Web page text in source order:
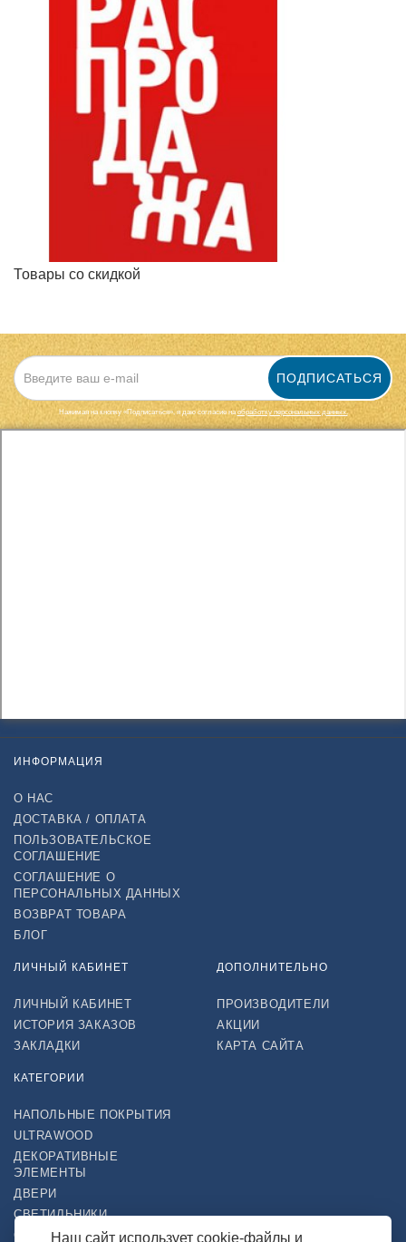
Товары со скидкой
ПОДПИСАТЬСЯ
Нажимая на кнопку «Подписаться», я даю cогласие наобработку персональных данных.
Наш сайт использует cookie-файлы и
ИНФОРМАЦИЯ
О НАС
ДОСТАВКА / ОПЛАТА
ПОЛЬЗОВАТЕЛЬСКОЕ
СОГЛАШЕНИЕ
СОГЛАШЕНИЕ О
ПЕРСОНАЛЬНЫХ ДАННЫХ
ВОЗВРАТ ТОВАРА
БЛОГ
ЛИЧНЫЙ КАБИНЕТ
ЛИЧНЫЙ КАБИНЕТ
ИСТОРИЯ ЗАКАЗОВ
ЗАКЛАДКИ
ДОПОЛНИТЕЛЬНО
ПРОИЗВОДИТЕЛИ
АКЦИИ
КАРТА САЙТА
КАТЕГОРИИ
НАПОЛЬНЫЕ ПОКРЫТИЯ
ULTRAWOOD
ДЕКОРАТИВНЫЕ
ЭЛЕМЕНТЫ
ДВЕРИ
СВЕТИЛЬНИКИ
СТРОЙТОВАРЫ